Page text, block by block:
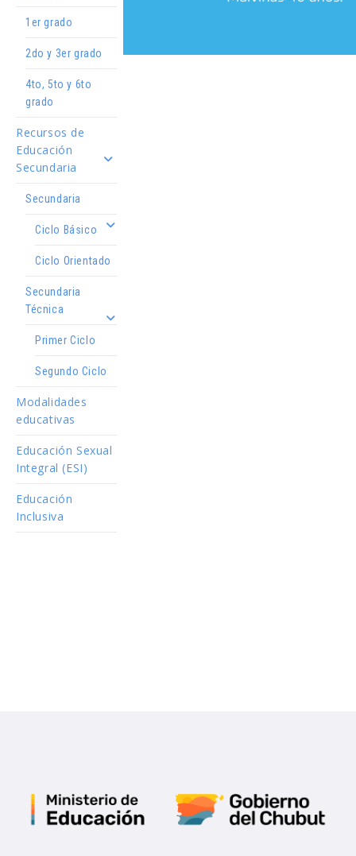
1er grado
2do y 3er grado
4to, 5to y 6to
grado
Recursos de
Educación
Secundaria
Secundaria
Ciclo Básico
Ciclo Orientado
Secundaria
Técnica
Primer Ciclo
Segundo Ciclo
Modalidades
educativas
Educación Sexual
Integral (ESI)
Educación
Inclusiva